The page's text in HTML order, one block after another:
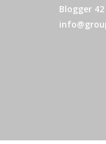
Blogger 42